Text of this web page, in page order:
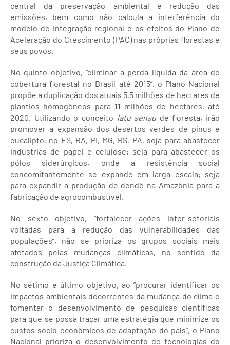
central da preservação ambiental e redução das
emissões, bem como não calcula a interferência do
modelo de integração regional e os efeitos do Plano de
Aceleração do Crescimento (PAC) nas próprias florestas e
seus povos.
No quinto objetivo, “eliminar a perda líquida da área de
cobertura florestal no Brasil até 2015”, o Plano Nacional
propõe a duplicação dos atuais 5,5 milhões de hectares de
plantios homogêneos para 11 milhões de hectares, até
2020. Utilizando o conceito latu sensude floresta, irão
promover a expansão dos desertos verdes de pinus e
eucalipto, no ES, BA, PI, MG, RS, PA, seja para abastecer
indústrias de papel e celulose; seja para abastecer os
pólos siderúrgicos, onde a resistência social
concomitantemente se expande em larga escala; seja
para expandir a produção de dendê na Amazônia para a
fabricação de agrocombustível.
No sexto objetivo, “fortalecer ações inter-setoriais
voltadas para a redução das vulnerabilidades das
populações”, não se prioriza os grupos sociais mais
afetados pelas mudanças climáticas, no sentido da
construção da Justiça Climática.
No sétimo e último objetivo, ao “procurar identificar os
impactos ambientais decorrentes da mudança do clima e
fomentar o desenvolvimento de pesquisas científicas
para que se possa traçar uma estratégia que minimize os
custos sócio-econômicos de adaptação do país”, o Plano
Nacional prioriza o desenvolvimento de tecnologias do